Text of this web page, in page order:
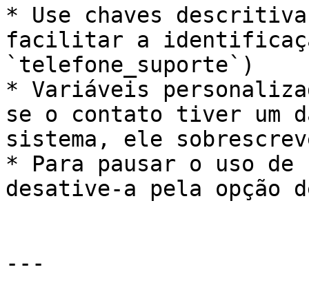
* Use chaves
facilitar a
`telefone_suporte`)
* Variáveis
se o contato tiver um
sistema, ele
* Para pausar o uso
desative-a pela opção
---